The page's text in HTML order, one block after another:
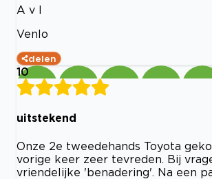
A v l
Venlo
delen
10
uitstekend
Onze 2e tweedehands Toyota
vorige keer zeer tevreden. Bij
vriendelijke 'benadering'. Na een